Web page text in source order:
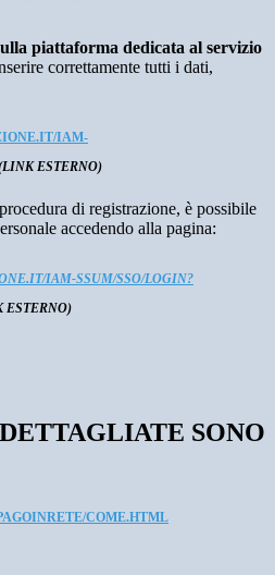
piattaforma dedicata al servizio
correttamente tutti i dati,
IAM-
ESTERNO)
di registrazione, è possibile
accedendo alla pagina:
IAM-SSUM/SSO/LOGIN?
ESTERNO)
SONO
COME.HTML